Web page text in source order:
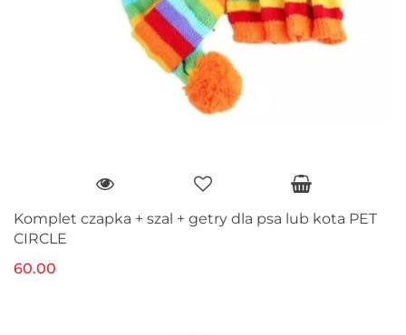
Komplet czapka + szal + getry dla psa lub kota PET
CIRCLE
60.00